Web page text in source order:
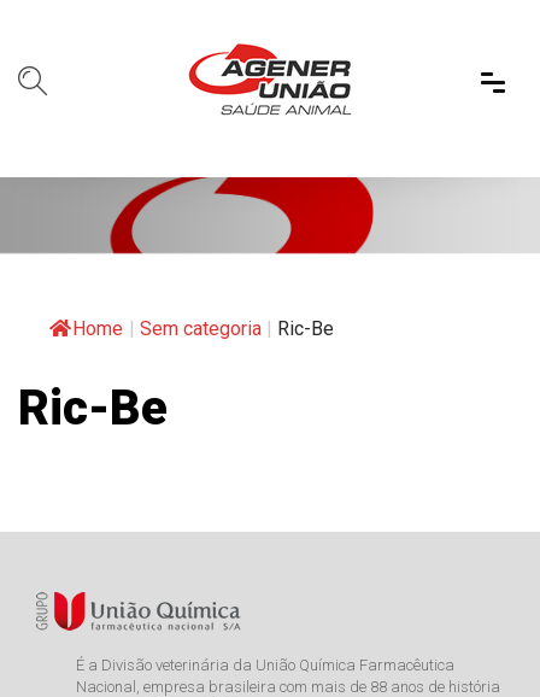
Home | Sem categoria | Ric-Be
Ric-Be
É a Divisão veterinária da União Química Farmacêutica
Nacional, empresa brasileira com mais de 88 anos de história